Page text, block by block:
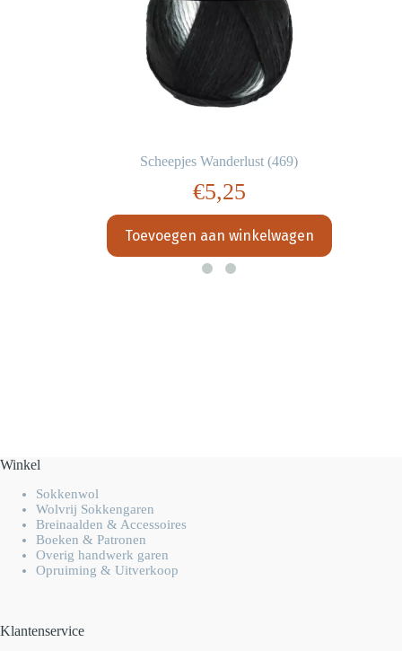
Scheepjes Wanderlust (469)
€5,25
Toevoegen aan winkelwagen
Winkel
Sokkenwol
Wolvrij Sokkengaren
Breinaalden & Accessoires
Boeken & Patronen
Overig handwerk garen
Opruiming & Uitverkoop
Klantenservice